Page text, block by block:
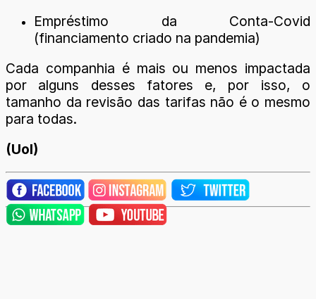
Empréstimo da Conta-Covid
(financiamento criado na pandemia)
Cada companhia é mais ou menos impactada
por alguns desses fatores e, por isso, o
tamanho da revisão das tarifas não é o mesmo
para todas.
(Uol)